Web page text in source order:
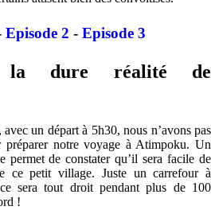
Episode 2 - Episode 3
dure réalité de
un départ à 5h30, nous n’avons pas
préparer notre voyage à Atimpoku. Un
permet de constater qu’il sera facile de
ce petit village. Juste un carrefour à
sera tout droit pendant plus de 100
!